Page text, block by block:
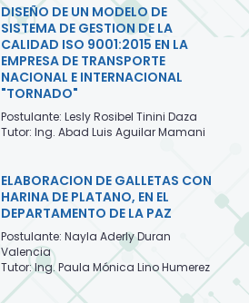
DISEÑO DE UN MODELO DE
SISTEMA DE GESTION DE LA
CALIDAD ISO 9001:2015 EN LA
EMPRESA DE TRANSPORTE
NACIONAL E INTERNACIONAL
"TORNADO"
Postulante: Lesly Rosibel Tinini Daza
Tutor: Ing. Abad Luis Aguilar Mamani
ELABORACION DE GALLETAS CON
HARINA DE PLATANO, EN EL
DEPARTAMENTO DE LA PAZ
Postulante: Nayla Aderly Duran
Valencia
Tutor: Ing. Paula Mónica Lino Humerez